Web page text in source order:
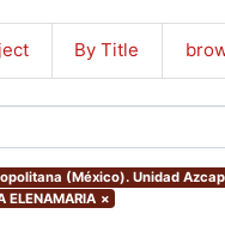
By Title
(México). Unidad
ELENAMARIA ×